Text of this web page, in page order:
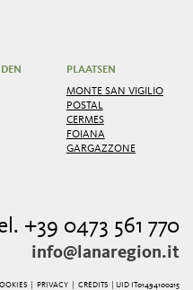
PLAATSEN
MONTE SAN VIGILIO
POSTAL
CERMES
FOIANA
GARGAZZONE
+39 0473 561 770
info@lanaregion.it
| PRIVACY| CREDITS | UID IT01494100215